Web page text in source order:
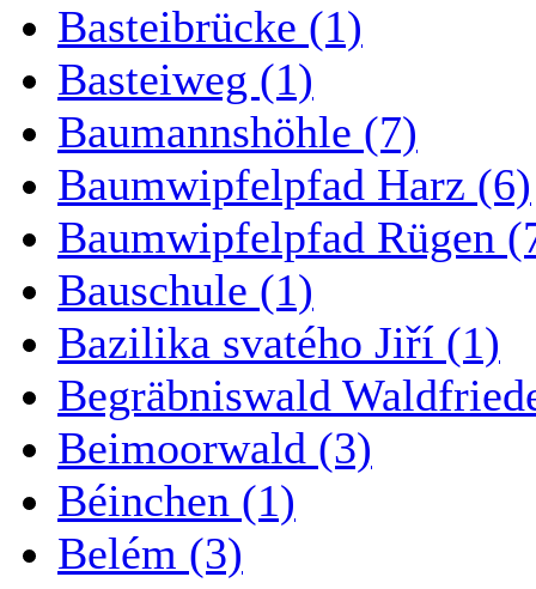
Basteibrücke (1)
Basteiweg (1)
Baumannshöhle (7)
Baumwipfelpfad Harz (6)
Baumwipfelpfad Rügen
Bauschule (1)
Bazilika svatého Jiří (1)
Begräbniswald
Beimoorwald (3)
Béinchen (1)
Belém (3)